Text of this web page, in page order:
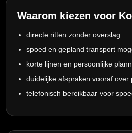
Waarom kiezen voor
directe ritten zonder overslag
spoed en gepland transport
korte lijnen en persoonlijke
duidelijke afspraken vooraf over
telefonisch bereikbaar voor